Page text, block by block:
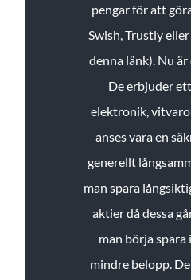
pengar för att
Swish, Trustly
denna länk). Nu
De erbjuder
elektronik,
anses vara en
generellt
man spara
aktier då dessa
man börja
mindre belopp.